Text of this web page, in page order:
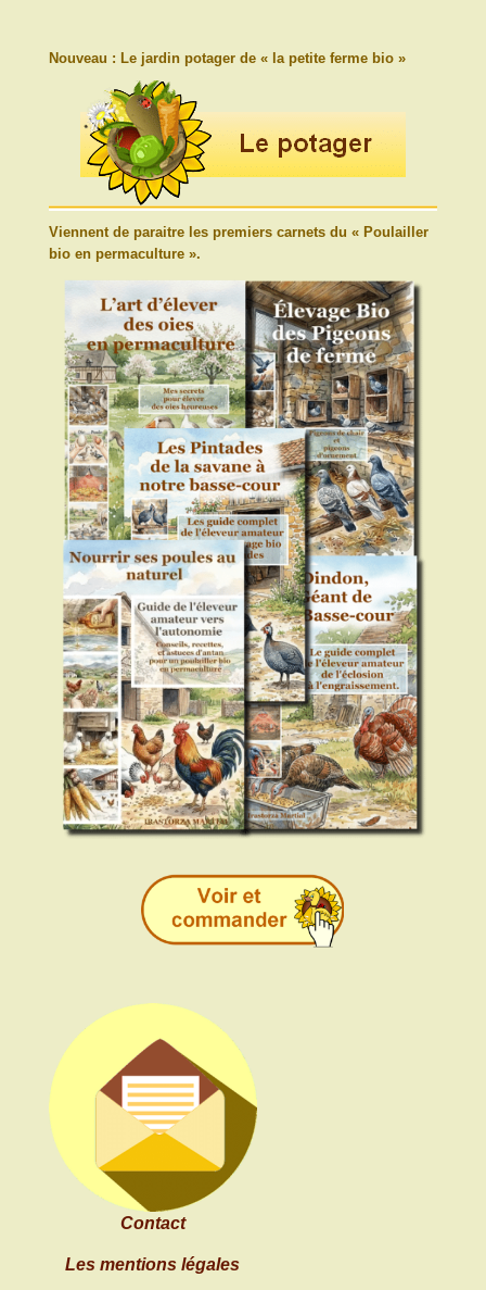
Nouveau : Le jardin potager de « la petite ferme bio »
Viennent de paraitre les premiers carnets du « Poulailler
bio en permaculture ».
Contact
Les mentions légales